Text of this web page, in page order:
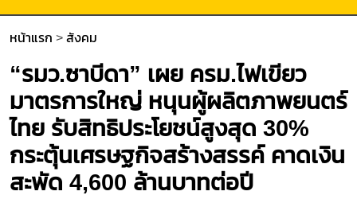
หน้าแรก > สังคม
“รมว.ซาบีดา” เผย ครม.ไฟเขียว
มาตรการใหญ่ หนุนผู้ผลิตภาพยนตร์
ไทย รับสิทธิประโยชน์สูงสุด 30%
กระตุ้นเศรษฐกิจสร้างสรรค์ คาดเงิน
สะพัด 4,600 ล้านบาทต่อปี